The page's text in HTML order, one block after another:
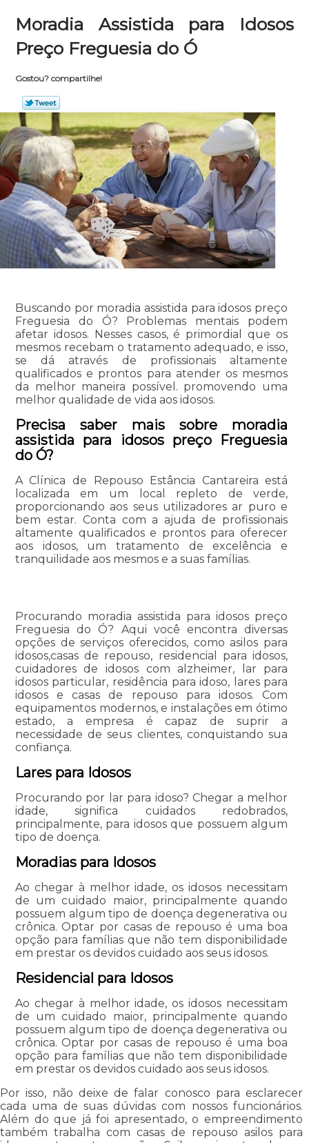
Moradia Assistida para Idosos
Preço Freguesia do Ó
Gostou? compartilhe!
Buscando por moradia assistida para idosos preço
Freguesia do Ó? Problemas mentais podem
afetar idosos. Nesses casos, é primordial que os
mesmos recebam o tratamento adequado, e isso,
se dá através de profissionais altamente
qualificados e prontos para atender os mesmos
da melhor maneira possível. promovendo uma
melhor qualidade de vida aos idosos.
Precisa saber mais sobre moradia
assistida para idosos preço Freguesia
do Ó?
A Clínica de Repouso Estância Cantareira está
localizada em um local repleto de verde,
proporcionando aos seus utilizadores ar puro e
bem estar. Conta com a ajuda de profissionais
altamente qualificados e prontos para oferecer
aos idosos, um tratamento de excelência e
tranquilidade aos mesmos e a suas famílias.
Procurando moradia assistida para idosos preço
Freguesia do Ó? Aqui você encontra diversas
opções de serviços oferecidos, como asilos para
idosos,casas de repouso, residencial para idosos,
cuidadores de idosos com alzheimer, lar para
idosos particular, residência para idoso, lares para
idosos e casas de repouso para idosos. Com
equipamentos modernos, e instalações em ótimo
estado, a empresa é capaz de suprir a
necessidade de seus clientes, conquistando sua
confiança.
Lares para Idosos
Procurando por lar para idoso? Chegar a melhor
idade, significa cuidados redobrados,
principalmente, para idosos que possuem algum
tipo de doença.
Moradias para Idosos
Ao chegar à melhor idade, os idosos necessitam
de um cuidado maior, principalmente quando
possuem algum tipo de doença degenerativa ou
crônica. Optar por casas de repouso é uma boa
opção para famílias que não tem disponibilidade
em prestar os devidos cuidado aos seus idosos.
Residencial para Idosos
Ao chegar à melhor idade, os idosos necessitam
de um cuidado maior, principalmente quando
possuem algum tipo de doença degenerativa ou
crônica. Optar por casas de repouso é uma boa
opção para famílias que não tem disponibilidade
em prestar os devidos cuidado aos seus idosos.
Por isso, não deixe de falar conosco para esclarecer
cada uma de suas dúvidas com nossos funcionários.
Além do que já foi apresentado, o empreendimento
também trabalha com casas de repouso asilos para